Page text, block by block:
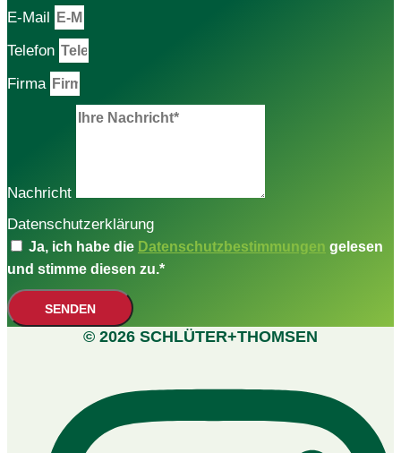
E-Mail
Telefon
Firma
Nachricht
Datenschutzerklärung
Ja, ich habe die Datenschutzbestimmungen gelesen
und stimme diesen zu.*
SENDEN
© 2026 SCHLÜTER+THOMSEN